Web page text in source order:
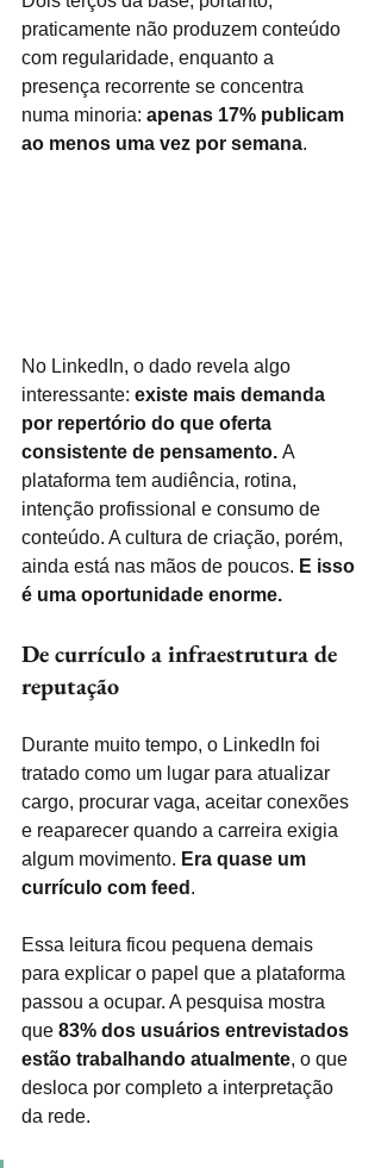
praticamente não produzem conteúdo
com regularidade, enquanto a
presença recorrente se concentra
numa minoria: apenas 17% publicam
ao menos uma vez por semana.
No LinkedIn, o dado revela algo
interessante: existe mais demanda
por repertório do que oferta
consistente de pensamento. A
plataforma tem audiência, rotina,
intenção profissional e consumo de
conteúdo. A cultura de criação, porém,
ainda está nas mãos de poucos. E isso
é uma oportunidade enorme.
De currículo a infraestrutura de
reputação
Durante muito tempo, o LinkedIn foi
tratado como um lugar para atualizar
cargo, procurar vaga, aceitar conexões
e reaparecer quando a carreira exigia
algum movimento. Era quase um
currículo com feed .
Essa leitura ficou pequena demais
para explicar o papel que a plataforma
passou a ocupar. A pesquisa mostra
que 83% dos usuários entrevistados
estão trabalhando atualmente, o que
desloca por completo a interpretação
da rede.